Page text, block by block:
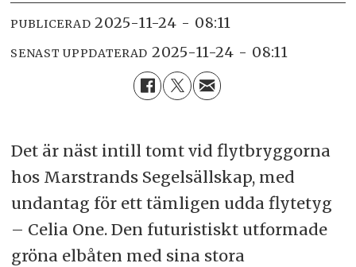
PUBLICERAD 2025-11-24 - 08:11
SENAST UPPDATERAD 2025-11-24 - 08:11
Det är näst intill tomt vid flytbryggorna
hos Marstrands Segelsällskap, med
undantag för ett tämligen udda flytetyg
– Celia One. Den futuristiskt utformade
gröna elbåten med sina stora